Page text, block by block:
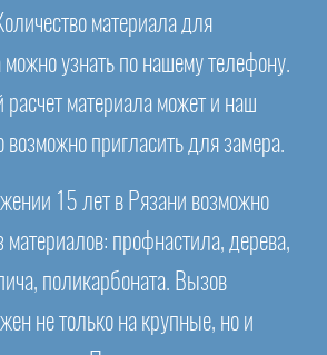
материала для
можно узнать по нашему телефону.
расчет материала может и наш
возможно пригласить для замера.
15 лет в Рязани возможно
материалов: профнастила, дерева,
поликарбоната. Вызов
не только на крупные, но и